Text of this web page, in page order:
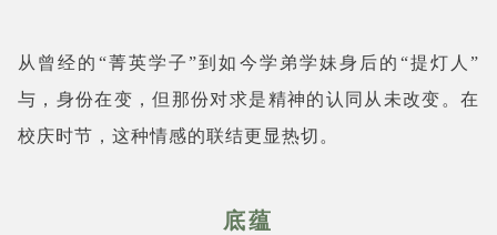
从曾经的“菁英学子”到如今学弟学妹身后的“提灯人”
与，身份在变，但那份对求是精神的认同从未改变。在
校庆时节，这种情感的联结更显热切。
底蕴